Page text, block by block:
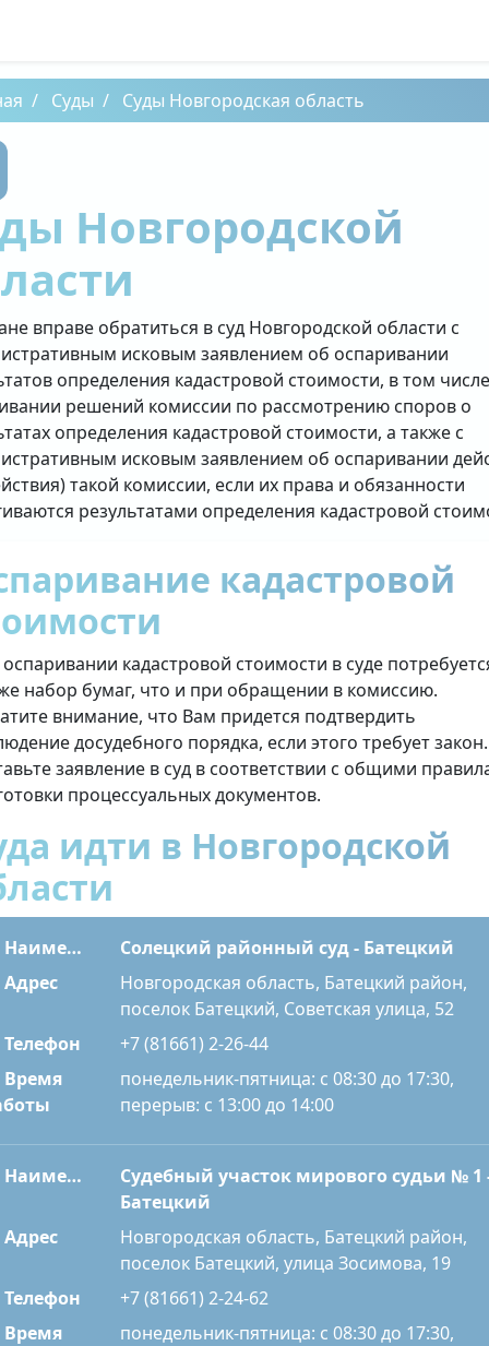
Суды Суды Новгородская область
Новгородской
вправе обратиться в суд Новгородской области с
исковым заявлением об оспаривании
определения кадастровой стоимости, в том
решений комиссии по рассмотрению споров о
определения кадастровой стоимости, а также с
исковым заявлением об оспаривании
такой комиссии, если их права и обязанности
результатами определения кадастровой
кадастровой
кадастровой стоимости в суде
набор бумаг, что и при обращении в комиссию.
внимание, что Вам придется подтвердить
досудебного порядка, если этого требует закон.
заявление в суд в соответствии с общими
процессуальных документов.
идти в Новгородской
Наименование
Солецкий районный суд - Батецкий
Адрес
Новгородская область, Батецкий район,
поселок Батецкий, Советская улица, 52
Телефон
+7 (81661) 2-26-44
Время
понедельник-пятница: с 08:30 до 17:30,
перерыв: с 13:00 до 14:00
Наименование
Судебный участок мирового судьи № 1
Батецкий
Адрес
Новгородская область, Батецкий район,
поселок Батецкий, улица Зосимова, 19
Телефон
+7 (81661) 2-24-62
Время
понедельник-пятница: с 08:30 до 17:30,